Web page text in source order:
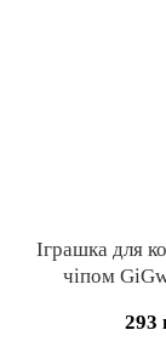
Іграшка для
чіпом
293